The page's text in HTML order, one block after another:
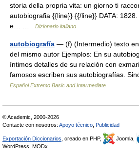
storia della propria vita: un giorno ti
autobiografia {{line}} {{/line}} DATA:
e… …
Dizionario italiano
autobiografía — (f) (Intermedio) texto
del mismo autor Ejemplos: En su
íntimos detalles de su relación con
famosos escriben sus autobiografías.
Español Extremo Basic and Intermediate
© Academic, 2000-2026
Contacte con nosotros: Apoyo técnico Publicidad
Exportación Diccionarios , creado en PHP, Joomla,
WordPress, MODx.